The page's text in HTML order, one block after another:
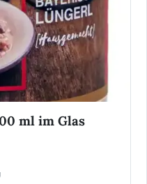
ml im Glas